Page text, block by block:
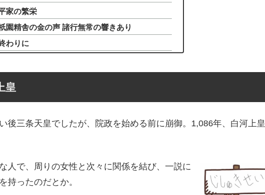
家の繁栄
園精舎の金の声 諸行無常の響きあり
わりに
皇
後三条天皇でしたが、院政を始める前に崩御。1,086年、白河上皇
人で、周りの女性と次々に関係を結び、一説に
持ったのだとか。